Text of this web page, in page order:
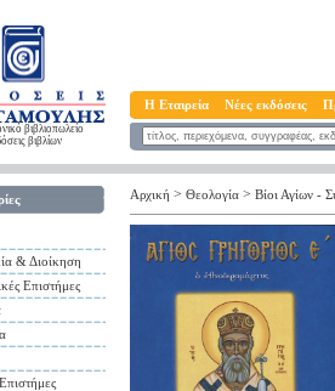
βιβλιοπωλείο
βιβλίων
Η Εταιρεία Νέες εκδόσεις
& Διοίκηση
Επιστήμες
Αρχική > Θεολογία > Βίοι Αγίων -